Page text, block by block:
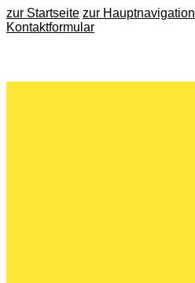
zur Startseite zur Hauptnavigation
Kontaktformular